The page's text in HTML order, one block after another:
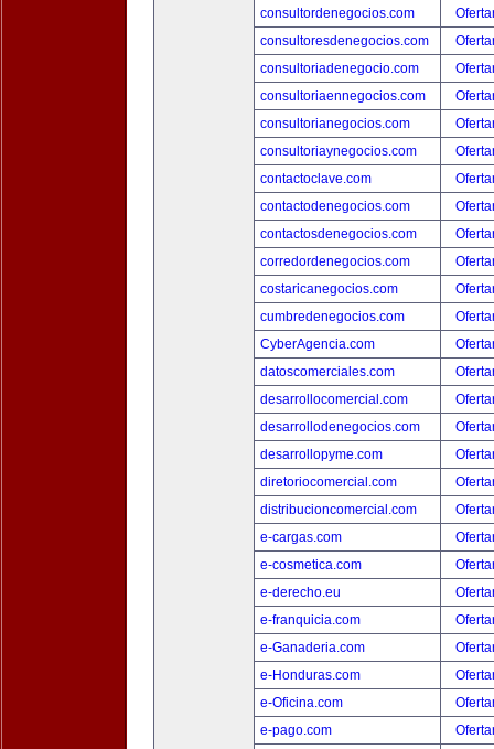
consultordenegocios.com
consultoresdenegocios.com
consultoriadenegocio.com
consultoriaennegocios.com
consultorianegocios.com
consultoriaynegocios.com
contactoclave.com
contactodenegocios.com
contactosdenegocios.com
corredordenegocios.com
costaricanegocios.com
cumbredenegocios.com
CyberAgencia.com
datoscomerciales.com
desarrollocomercial.com
desarrollodenegocios.com
desarrollopyme.com
diretoriocomercial.com
distribucioncomercial.com
e-cargas.com
e-cosmetica.com
e-derecho.eu
e-franquicia.com
e-Ganaderia.com
e-Honduras.com
e-Oficina.com
e-pago.com